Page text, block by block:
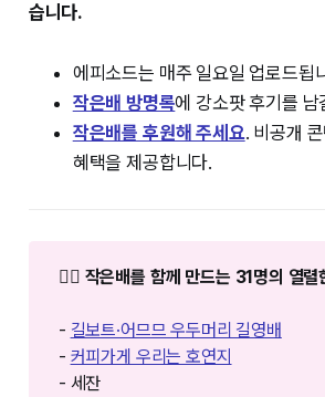
습니다.
에피소드는 매주 일요일 업로드됩
작은배 방명록⁠에 강소팟 후기를 남
작은배를 후원해 주세요. 비공개
혜택을 제공합니다.
❤️‍🔥 작은배를 함께 만드는 31명의 열렬
- 길보트·어므므 우두머리 길영배
- 커피가게 우리는 호연지
- 세잔